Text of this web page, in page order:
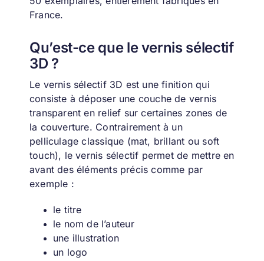
France.
Qu’est-ce que le vernis sélectif
3D ?
Le vernis sélectif 3D est une finition qui
consiste à déposer une couche de vernis
transparent en relief sur certaines zones de
la couverture. Contrairement à un
pelliculage classique (mat, brillant ou soft
touch), le vernis sélectif permet de mettre en
avant des éléments précis comme par
exemple :
le titre
le nom de l’auteur
une illustration
un logo